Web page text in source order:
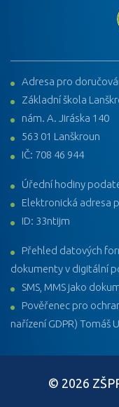
Adresa pro
Základní škola
nám. A. Jiráska 140
563 01 Lanškroun
IČ: 708 46 944
Úřední hodiny
Elektronická adresa
ID: 33ntijm
Přehled datových
dokumenty v digitální
SMS, MMS jako
Pověřenec pro
nařízení GDPR) Tomáš
© 2026